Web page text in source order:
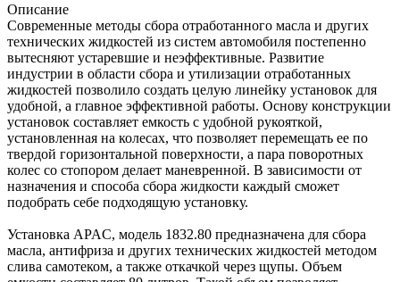
Описание
Современные методы сбора отработанного масла и других
технических жидкостей из систем автомобиля постепенно
вытесняют устаревшие и неэффективные. Развитие
индустрии в области сбора и утилизации отработанных
жидкостей позволило создать целую линейку установок для
удобной, а главное эффективной работы. Основу конструкции
установок составляет емкость с удобной рукояткой,
установленная на колесах, что позволяет перемещать ее по
твердой горизонтальной поверхности, а пара поворотных
колес со стопором делает маневренной. В зависимости от
назначения и способа сбора жидкости каждый сможет
подобрать себе подходящую установку.
Установка APAC, модель 1832.80 предназначена для сбора
масла, антифриза и других технических жидкостей методом
слива самотеком, а также откачкой через щупы. Объем